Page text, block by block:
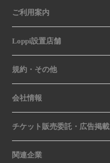
ご利用案内
Loppi設置店舗
規約・その他
会社情報
チケット販売委託・広告掲載
関連企業